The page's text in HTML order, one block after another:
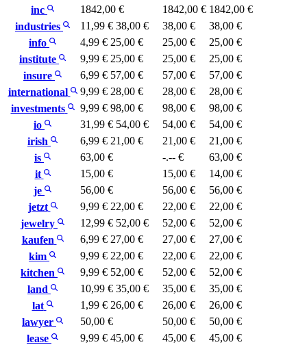
inc
1842,00 € 1842,00 € 1842,00 €
industries
11,99 € 38,00 € 38,00 €
38,00 €
info
4,99 € 25,00 € 25,00 €
25,00 €
institute
9,99 € 25,00 € 25,00 €
25,00 €
insure
6,99 € 57,00 € 57,00 €
57,00 €
international
9,99 € 28,00 € 28,00 €
28,00 €
investments
9,99 € 98,00 € 98,00 €
98,00 €
io
31,99 € 54,00 € 54,00 €
54,00 €
irish
6,99 € 21,00 € 21,00 €
21,00 €
is
63,00 € -.-- €
63,00 €
it
15,00 € 15,00 €
14,00 €
je
56,00 € 56,00 €
56,00 €
jetzt
9,99 € 22,00 € 22,00 €
22,00 €
jewelry
12,99 € 52,00 € 52,00 €
52,00 €
kaufen
6,99 € 27,00 € 27,00 €
27,00 €
kim
9,99 € 22,00 € 22,00 €
22,00 €
kitchen
9,99 € 52,00 € 52,00 €
52,00 €
land
10,99 € 35,00 € 35,00 €
35,00 €
lat
1,99 € 26,00 € 26,00 €
26,00 €
lawyer
50,00 € 50,00 €
50,00 €
lease
9,99 € 45,00 € 45,00 €
45,00 €